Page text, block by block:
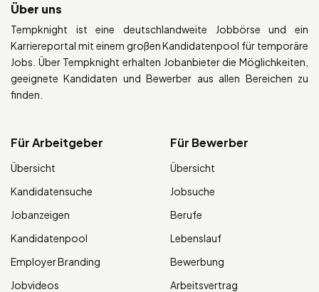
Über uns
Tempknight ist eine deutschlandweite Jobbörse und ein
Karriereportal mit einem großen Kandidatenpool für temporäre
Jobs. Über Tempknight erhalten Jobanbieter die Möglichkeiten,
geeignete Kandidaten und Bewerber aus allen Bereichen zu
finden.
Für Arbeitgeber
Übersicht
Kandidatensuche
Jobanzeigen
Kandidatenpool
Employer Branding
Jobvideos
Für Bewerber
Übersicht
Jobsuche
Berufe
Lebenslauf
Bewerbung
Arbeitsvertrag